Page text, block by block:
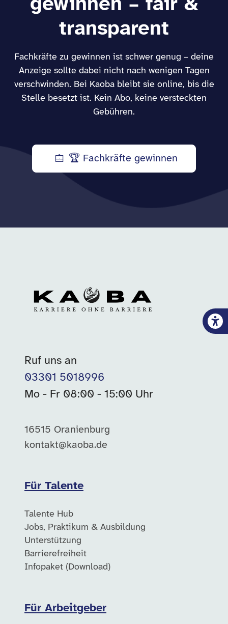
gewinnen – fair &
transparent
Fachkräfte zu gewinnen ist schwer genug – deine
Anzeige sollte dabei nicht nach wenigen Tagen
verschwinden. Bei Kaoba bleibt sie online, bis die
Stelle besetzt ist. Kein Abo, keine versteckten
Gebühren.
🏆 Fachkräfte gewinnen
Ruf uns an
03301 5018996
Mo - Fr 08:00 - 15:00 Uhr
16515 Oranienburg
kontakt@kaoba.de
Für Talente
Talente Hub
Jobs, Praktikum & Ausbildung
Unterstützung
Barrierefreiheit
Infopaket (Download)
Für Arbeitgeber